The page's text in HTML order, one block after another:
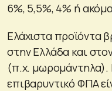
6%, 5,5%, 4% ή
Ελάχιστα προϊόντα
στην Ελλάδα και
(π.χ. μωρομάντηλα).
επιβαρυντικό ΦΠΑ